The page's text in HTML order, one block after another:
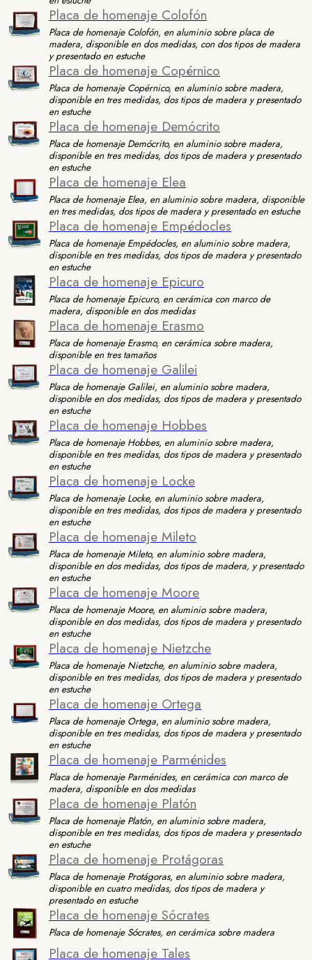
Placa de homenaje Colofón
Placa de homenaje Colofón, en aluminio sobre placa de
madera, disponible en dos medidas, con dos tipos de madera
y presentado en estuche
Placa de homenaje Copérnico
Placa de homenaje Copérnico, en aluminio sobre madera,
disponible en tres medidas, dos tipos de madera y presentado
en estuche
Placa de homenaje Demócrito
Placa de homenaje Demócrito, en aluminio sobre madera,
disponible en tres medidas, dos tipos de madera y presentado
en estuche
Placa de homenaje Elea
Placa de homenaje Elea, en aluminio sobre madera, disponible
en tres medidas, dos tipos de madera y presentado en estuche
Placa de homenaje Empédocles
Placa de homenaje Empédocles, en aluminio sobre madera,
disponible en tres medidas, dos tipos de madera y presentado
en estuche
Placa de homenaje Epicuro
Placa de homenaje Epicuro, en cerámica con marco de
madera, disponible en dos medidas
Placa de homenaje Erasmo
Placa de homenaje Erasmo, en cerámica sobre madera,
disponible en tres tamaños
Placa de homenaje Galilei
Placa de homenaje Galilei, en aluminio sobre madera,
disponible en dos medidas, dos tipos de madera y presentado
en estuche
Placa de homenaje Hobbes
Placa de homenaje Hobbes, en aluminio sobre madera,
disponible en tres medidas, dos tipos de madera y presentado
en estuche
Placa de homenaje Locke
Placa de homenaje Locke, en aluminio sobre madera,
disponible en tres medidas, dos tipos de madera y presentado
en estuche
Placa de homenaje Mileto
Placa de homenaje Mileto, en aluminio sobre madera,
disponible en dos medidas, dos tipos de madera, y presentado
en estuche
Placa de homenaje Moore
Placa de homenaje Moore, en aluminio sobre madera,
disponible en dos medidas, dos tipos de madera y presentado
en estuche
Placa de homenaje Nietzche
Placa de homenaje Nietzche, en aluminio sobre madera,
disponible en tres medidas, dos tipos de madera y presentado
en estuche
Placa de homenaje Ortega
Placa de homenaje Ortega, en aluminio sobre madera,
disponible en tres medidas, dos tipos de madera y presentado
en estuche
Placa de homenaje Parménides
Placa de homenaje Parménides, en cerámica con marco de
madera, disponible en dos medidas
Placa de homenaje Platón
Placa de homenaje Platón, en aluminio sobre madera,
disponible en tres medidas, dos tipos de madera y presentado
en estuche
Placa de homenaje Protágoras
Placa de homenaje Protágoras, en aluminio sobre madera,
disponible en cuatro medidas, dos tipos de madera y
presentado en estuche
Placa de homenaje Sócrates
Placa de homenaje Sócrates, en cerámica sobre madera
Placa de homenaje Tales